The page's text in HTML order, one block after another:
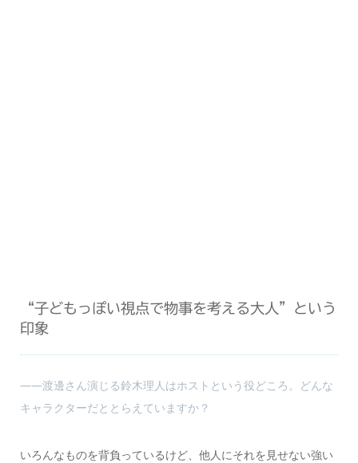
“子どもっぽい視点で物事を考える大人”という
印象
――渡邊さん演じる鈴木理人はホストという役どころ。どんな
キャラクターだととらえていますか？
いろんなものを背負っているけど、他人にそれを見せない強い